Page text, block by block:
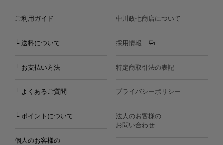
ご利用ガイド
└ 送料について
└ お支払い方法
└ よくあるご質問
└ ポイントについて
個人のお客様の
中川政七商店について
採用情報
特定商取引法の表記
プライバシーポリシー
法人のお客様の
お問い合わせ